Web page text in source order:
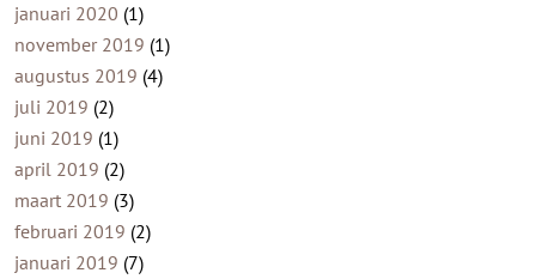
januari 2020 (1)
november 2019 (1)
augustus 2019 (4)
juli 2019 (2)
juni 2019 (1)
april 2019 (2)
maart 2019 (3)
februari 2019 (2)
januari 2019 (7)